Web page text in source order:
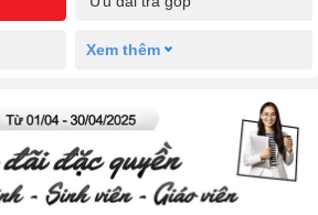
Xem thêm